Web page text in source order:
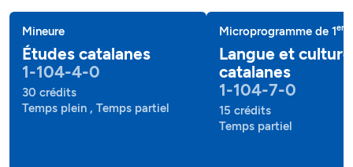
Mineure
Études catalanes
1-104-4-0
30 crédits
Temps plein , Temps partiel
Microprogramme de 1er
Langue et culture
catalanes
1-104-7-0
15 crédits
Temps partiel